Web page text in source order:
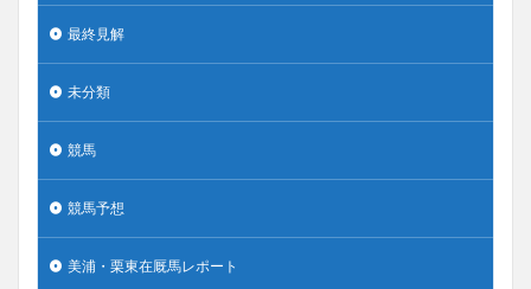
最終見解
未分類
競馬
競馬予想
美浦・栗東在厩馬レポート